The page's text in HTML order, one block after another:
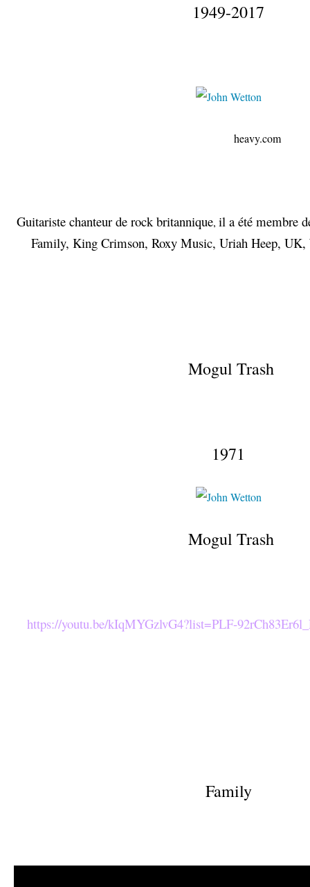
1949-2017
heavy.com
Guitariste chanteur de rock britannique, il a été membre
Family, King Crimson, Roxy Music, Uriah Heep, UK,
Mogul Trash
1971
Mogul Trash
https://youtu.be/kIqMYGzlvG4?list=PLF-
Family